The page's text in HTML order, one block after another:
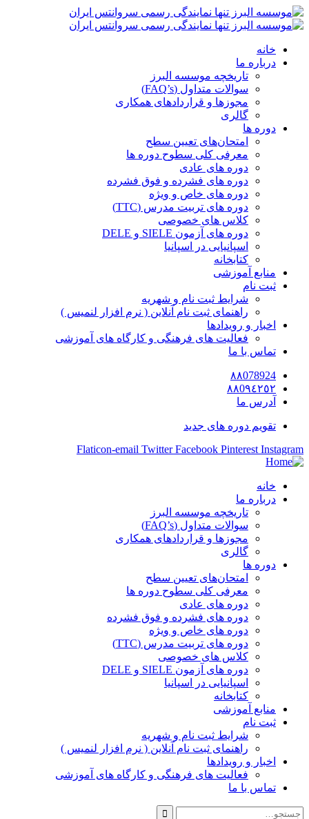
خانه
درباره ما
تاریخچه موسسه البرز
سوالات متداول (FAQ’s)
مجوزها و قراردادهای همکاری
گالری
دوره ها
امتحان‌های تعیین سطح
معرفی کلی سطوح دوره ها
دوره های عادی
دوره های فشرده و فوق فشرده
دوره های خاص و ویژه
دوره های تربیت مدرس (TTC)
کلاس های خصوصی
دوره های آزمون SIELE و DELE
اسپانیایی در اسپانیا
کتابخانه
منابع آموزشی
ثبت نام
شرایط ثبت نام و شهریه
راهنمای ثبت نام آنلاین ( نرم افزار لنمیس )
اخبار و رویدادها
فعالیت های فرهنگی و کارگاه های آموزشی
تماس با ما
٨٨078924
٨٨0٩٤٢٥٢
آدرس ما
تقویم دوره های جدید
Flaticon-email Twitter Facebook Pinterest Instagram
خانه
درباره ما
تاریخچه موسسه البرز
سوالات متداول (FAQ’s)
مجوزها و قراردادهای همکاری
گالری
دوره ها
امتحان‌های تعیین سطح
معرفی کلی سطوح دوره ها
دوره های عادی
دوره های فشرده و فوق فشرده
دوره های خاص و ویژه
دوره های تربیت مدرس (TTC)
کلاس های خصوصی
دوره های آزمون SIELE و DELE
اسپانیایی در اسپانیا
کتابخانه
منابع آموزشی
ثبت نام
شرایط ثبت نام و شهریه
راهنمای ثبت نام آنلاین ( نرم افزار لنمیس )
اخبار و رویدادها
فعالیت های فرهنگی و کارگاه های آموزشی
تماس با ما